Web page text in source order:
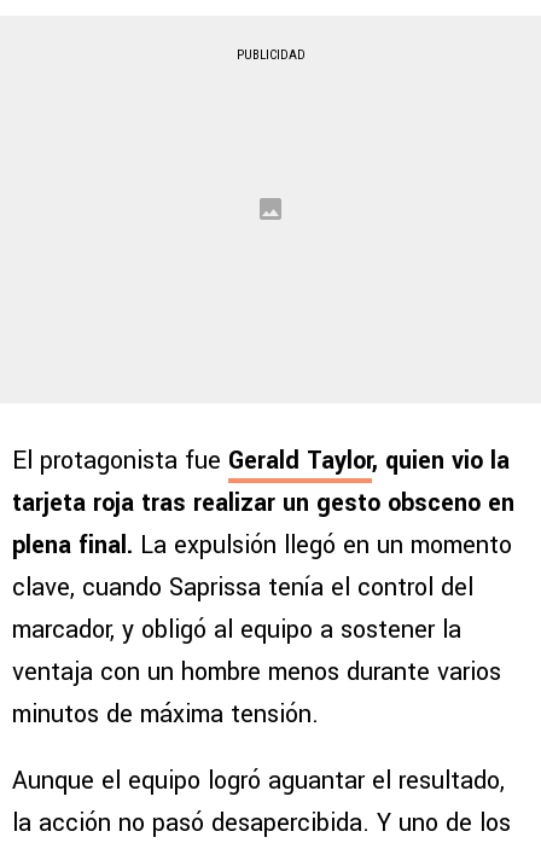
PUBLICIDAD
El protagonista fue Gerald Taylor, quien vio la
tarjeta roja tras realizar un gesto obsceno en
plena final. La expulsión llegó en un momento
clave, cuando Saprissa tenía el control del
marcador, y obligó al equipo a sostener la
ventaja con un hombre menos durante varios
minutos de máxima tensión.
Aunque el equipo logró aguantar el resultado,
la acción no pasó desapercibida. Y uno de los